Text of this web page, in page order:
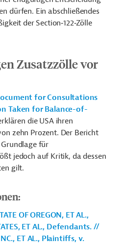
dürfen. Ein abschließendes
der Section‑122‑Zölle
Zusatzzölle vor
for Consultations
Taken for Balance-of-
die USA ihren
zehn Prozent. Der Bericht
für
jedoch auf Kritik, da dessen
gilt.
OF OREGON, ET AL.,
ET AL., Defendants. //
ET AL., Plaintiffs, v.